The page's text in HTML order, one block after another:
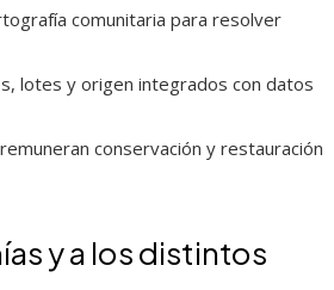
comunitaria para resolver
lotes y origen integrados con datos
conservación y restauración
y a los distintos